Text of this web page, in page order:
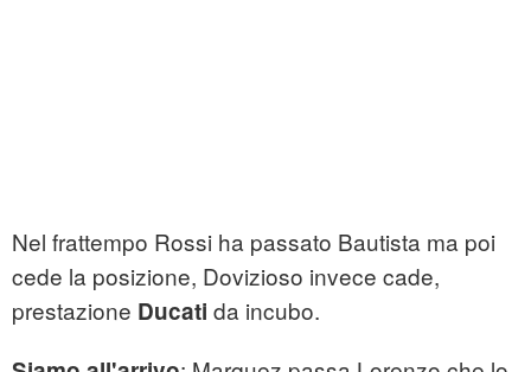
Nel frattempo Rossi ha passato Bautista ma poi
cede la posizione, Dovizioso invece cade,
prestazione Ducati da incubo.